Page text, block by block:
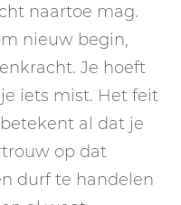
naartoe mag.
nieuw begin,
Je hoeft
iets mist. Het feit
al dat je
op dat
durf te handelen